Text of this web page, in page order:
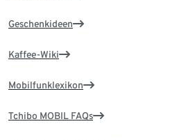
Geschenkideen
Kaffee-Wiki
Mobilfunklexikon
Tchibo MOBIL FAQs